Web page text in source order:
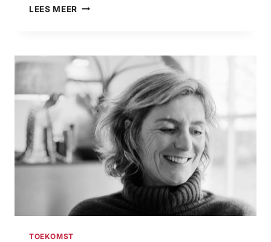
LEES MEER MEER
DE
TOEKOMSTVISIE
VAN
PSYCHOLOOG
EN
COACH
TITIA
ROOVERS
TOEKOMST